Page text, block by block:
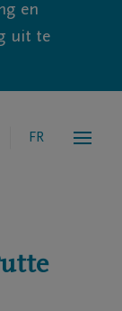
en
uit te
FR